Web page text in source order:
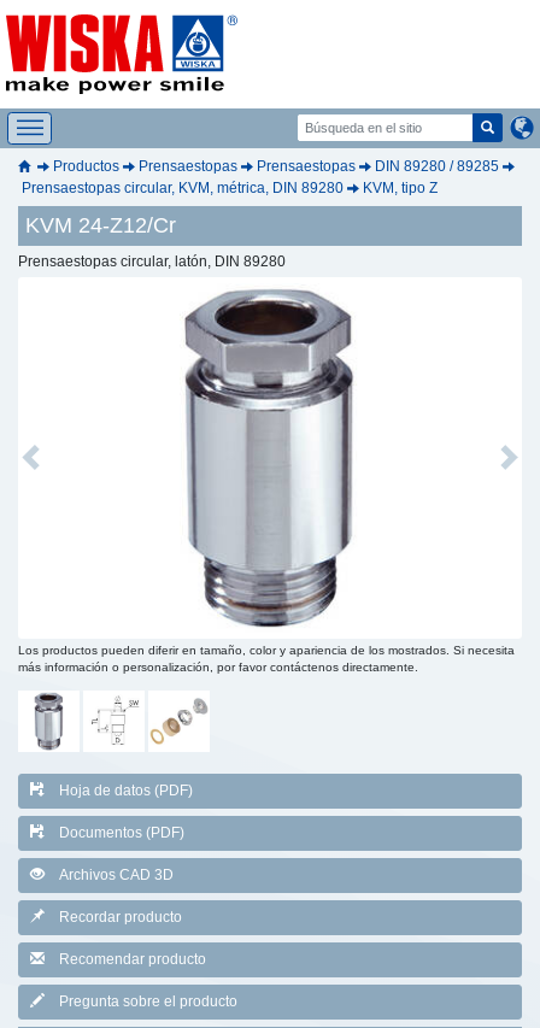
Productos Prensaestopas Prensaestopas
DIN 89280 / 89285
Prensaestopas circular, KVM, métrica, DIN 89280
KVM, tipo Z
KVM 24-Z12/Cr
Prensaestopas circular, latón, DIN 89280
Previous Next
Los productos pueden diferir en tamaño, color y apariencia de los mostrados. Si necesita
más información o personalización, por favor contáctenos directamente.
Hoja de datos (PDF)
Documentos (PDF)
Archivos CAD 3D
Recordar producto
Recomendar producto
Pregunta sobre el producto